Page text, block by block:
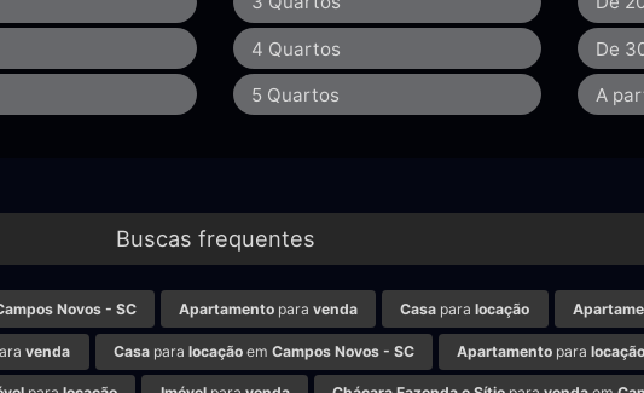
4 Quartos
5 Quartos
De
A
Buscas frequentes
Novos - SC Apartamento para venda Casa paralocação
venda Casapara locaçãoem Campos Novos - SC Apartamento paralocação